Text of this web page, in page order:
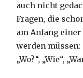
auch nicht
Fragen, die
am Anfang
werden müssen:
„Wo?“, „Wie“,